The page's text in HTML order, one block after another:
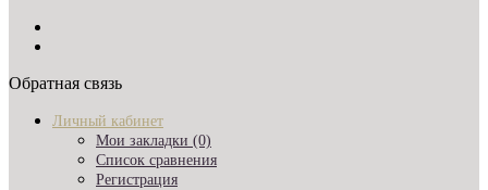
Обратная связь
Личный кабинет
Мои закладки (0)
Список сравнения
Регистрация